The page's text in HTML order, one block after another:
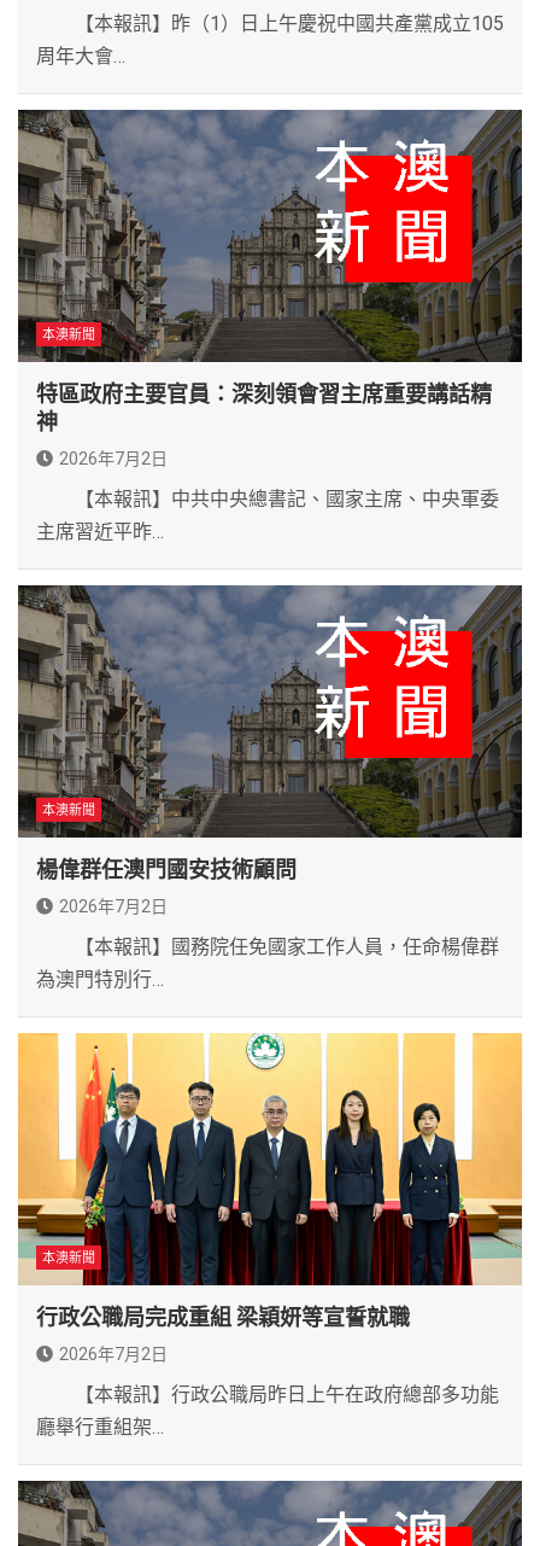
【本報訊】昨（1）日上午慶祝中國共產黨成立105
周年大會…
本澳新聞
特區政府主要官員：深刻領會習主席重要講話精
神
2026年7月2日
【本報訊】中共中央總書記、國家主席、中央軍委
主席習近平昨…
本澳新聞
楊偉群任澳門國安技術顧問
2026年7月2日
【本報訊】國務院任免國家工作人員，任命楊偉群
為澳門特別行…
本澳新聞
行政公職局完成重組 梁穎妍等宣誓就職
2026年7月2日
【本報訊】行政公職局昨日上午在政府總部多功能
廳舉行重組架…